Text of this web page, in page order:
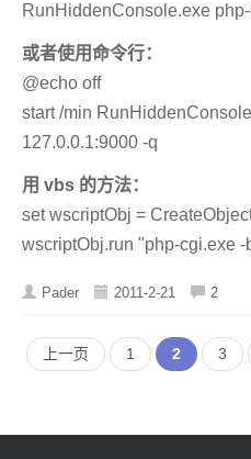
RunHiddenConsole.exe
或者使用命令行：
@echo off
start /min
127.0.0.1:9000 -q
用 vbs 的方法：
set wscriptObj =
wscriptObj.run "php-cgi.exe
Pader 2011-2-21 2
上一页 1 2 3